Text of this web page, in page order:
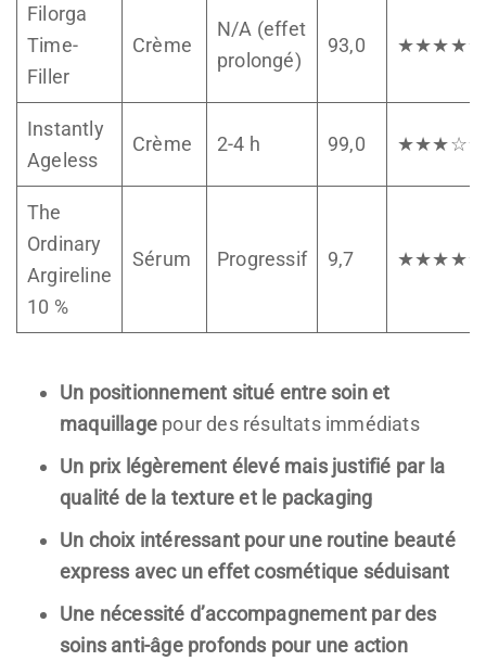
Filorga
Time-
Filler
Crème
N/A (effet
prolongé)
93,0 ★★★★☆
Instantly
Ageless
Crème 2-4 h 99,0 ★★★☆☆
The
Ordinary
Argireline
10 %
Sérum Progressif 9,7 ★★★★☆
Un positionnement situé entre soin et
maquillage pour des résultats immédiats
Un prix légèrement élevé mais justifié par la
qualité de la texture et le packaging
Un choix intéressant pour une routine beauté
express avec un effet cosmétique séduisant
Une nécessité d’accompagnement par des
soins anti-âge profonds pour une action